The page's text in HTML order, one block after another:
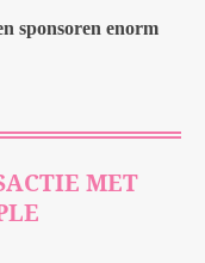
sponsoren enorm
MET